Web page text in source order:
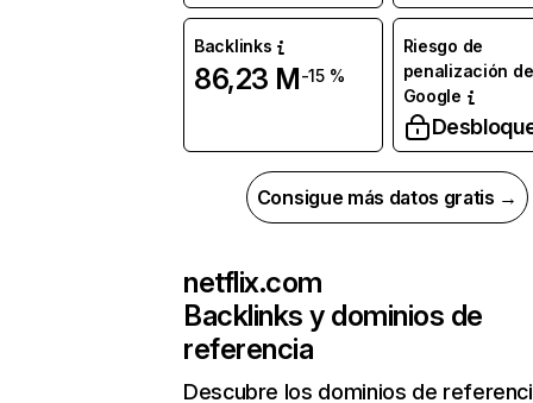
Backlinks
86,23 M-15 %
Riesgo de
penalización de
Google
Consigue más datos gratis →
netflix.com
Backlinks y dominios de
referencia
Descubre los dominios de